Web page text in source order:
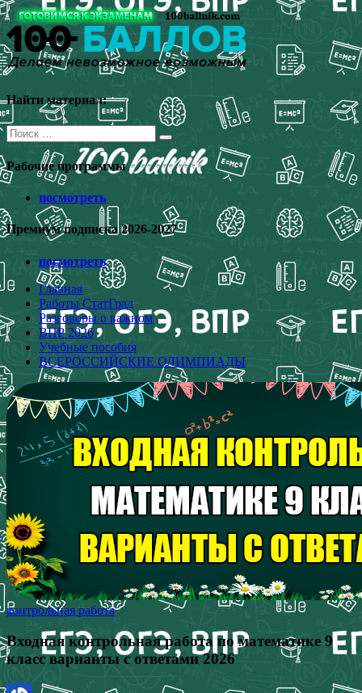
Перейти
к
содержимому
Найти материал:
Поиск
для:
Рабочие программы
посмотреть
Премиум подписка 2026-2027
посмотреть
Главная
Работы СтатГрад
Разговоры о важном
ВПР 2026
Учебные пособия
ВСЕРОССИЙСКИЕ ОЛИМПИАДЫ
контрольная работа
Входная контрольная работа по математике 9
класс варианты с ответами 2026